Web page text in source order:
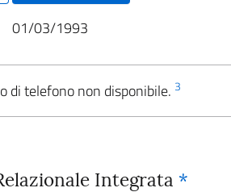
01/03/1993
di telefono non disponibile. 3
Integrata *